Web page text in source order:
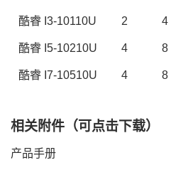
酷睿 I3-10110U 2 4
酷睿 5-10210U 4 8
酷睿 7-10510U 4 8
相关附件（可点击下载）
产品手册